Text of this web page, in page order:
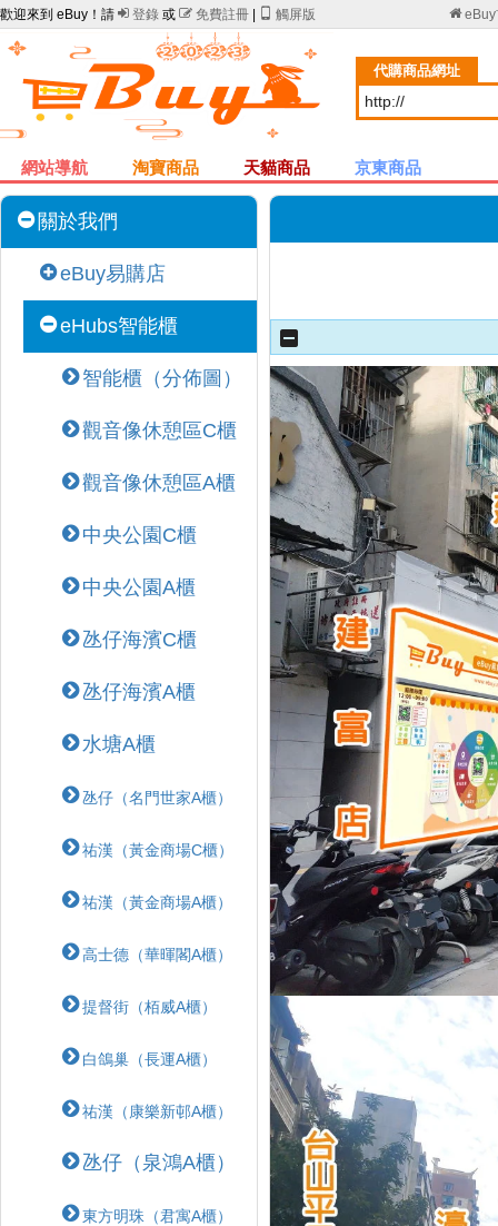
歡迎來到 eBuy！請  登錄 或  免費註冊 觸屏版 eBuy
代購商品網址
網站導航 淘寶商品 天貓商品 京東商品
關於我們
eBuy易購店
eHubs智能櫃
智能櫃（分佈圖）
觀音像休憩區C櫃
觀音像休憩區A櫃
中央公園C櫃
中央公園A櫃
氹仔海濱C櫃
氹仔海濱A櫃
水塘A櫃
氹仔（名門世家A櫃）
祐漢（黃金商場C櫃）
祐漢（黃金商場A櫃）
高士德（華暉閣A櫃）
提督街（栢威A櫃）
白鴿巢（長運A櫃）
祐漢（康樂新邨A櫃）
氹仔（泉鴻A櫃）
東方明珠（君寓A櫃）